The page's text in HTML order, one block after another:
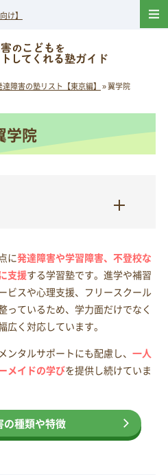
け】
達障害の塾リスト【東京編】 »翼学院
学院
に発達障害や学習障害、不登校な
支援する学習塾です。進学や補習
ビスや心理支援、フリースクール
っているため、学力面だけでなく
く対応しています。
タルサポートにも配慮し、 一人
メイドの学びを提供し続けていま
の種類や特徴